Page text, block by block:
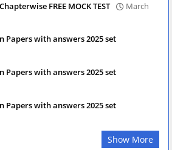
FREE MOCK TEST
March
Papers with answers 2025 set
Papers with answers 2025 set
Papers with answers 2025 set
Show More